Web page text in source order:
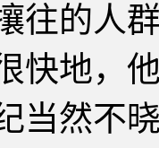
往的人
快地，
当然不